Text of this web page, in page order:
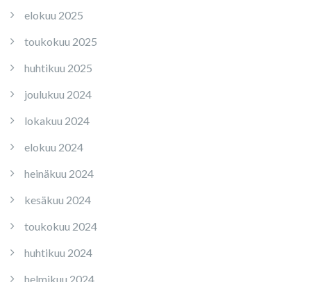
elokuu 2025
toukokuu 2025
huhtikuu 2025
joulukuu 2024
lokakuu 2024
elokuu 2024
heinäkuu 2024
kesäkuu 2024
toukokuu 2024
huhtikuu 2024
helmikuu 2024